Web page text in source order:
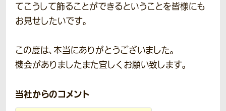
てこうして飾ることができるということを皆様にも
お見せしたいです。
この度は、本当にありがとうございました。
機会がありましたまた宜しくお願い致します。
当社からのコメント